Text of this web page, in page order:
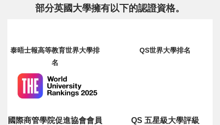
部分英國大學擁有以下的認證資格。
泰晤士報高等教育世界大學排
名
QS世界大學排名
國際商管學院促進協會會員 QS 五星級大學評級